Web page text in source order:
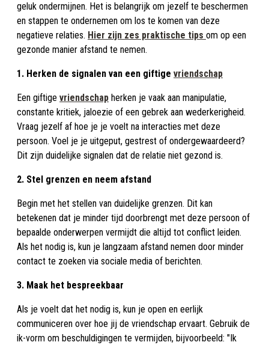
geluk ondermijnen. Het is belangrijk om jezelf te beschermen
en stappen te ondernemen om los te komen van deze
negatieve relaties. Hier zijn zes praktische tips om op een
gezonde manier afstand te nemen.
1. Herken de signalen van een giftige vriendschap
Een giftige vriendschap herken je vaak aan manipulatie,
constante kritiek, jaloezie of een gebrek aan wederkerigheid.
Vraag jezelf af hoe je je voelt na interacties met deze
persoon. Voel je je uitgeput, gestrest of ondergewaardeerd?
Dit zijn duidelijke signalen dat de relatie niet gezond is.
2. Stel grenzen en neem afstand
Begin met het stellen van duidelijke grenzen. Dit kan
betekenen dat je minder tijd doorbrengt met deze persoon of
bepaalde onderwerpen vermijdt die altijd tot conflict leiden.
Als het nodig is, kun je langzaam afstand nemen door minder
contact te zoeken via sociale media of berichten.
3. Maak het bespreekbaar
Als je voelt dat het nodig is, kun je open en eerlijk
communiceren over hoe jij de vriendschap ervaart. Gebruik de
ik-vorm om beschuldigingen te vermijden, bijvoorbeeld: "Ik